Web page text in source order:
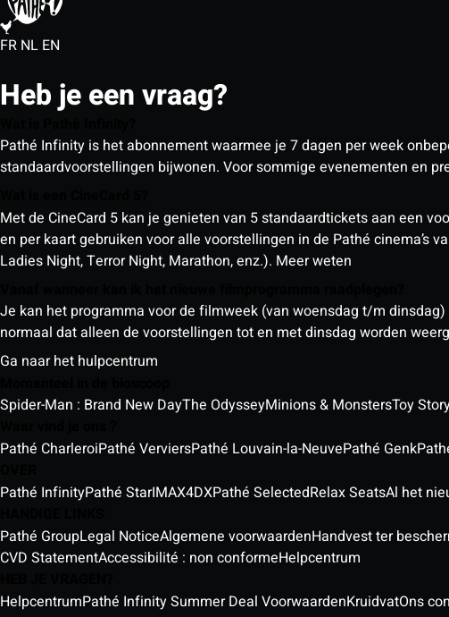
FR NL EN
Heb je een vraag?
Pathé Infinity is het abonnement waarmee je 7 dagen per week
standaardvoorstellingen bijwonen. Voor sommige evenementen en
Met de CineCard 5 kan je genieten van 5 standaardtickets aan een
en per kaart gebruiken voor alle voorstellingen in de Pathé cinema’s
Ladies Night, Terror Night, Marathon, enz.). Meer weten
Je kan het programma voor de filmweek (van woensdag t/m
normaal dat alleen de voorstellingen tot en met dinsdag worden
Ga naar het hulpcentrum
Spider-Man : Brand New DayThe OdysseyMinions & MonstersToy
Pathé CharleroiPathé VerviersPathé Louvain-la-NeuvePathé Genk
Pathé InfinityPathé StarIMAX4DXPathé SelectedRelax SeatsAl het
Pathé GroupLegal NoticeAlgemene voorwaardenHandvest ter
CVD StatementAccessibilité : non conformeHelpcentrum
HelpcentrumPathé Infinity Summer Deal VoorwaardenKruidvatOns